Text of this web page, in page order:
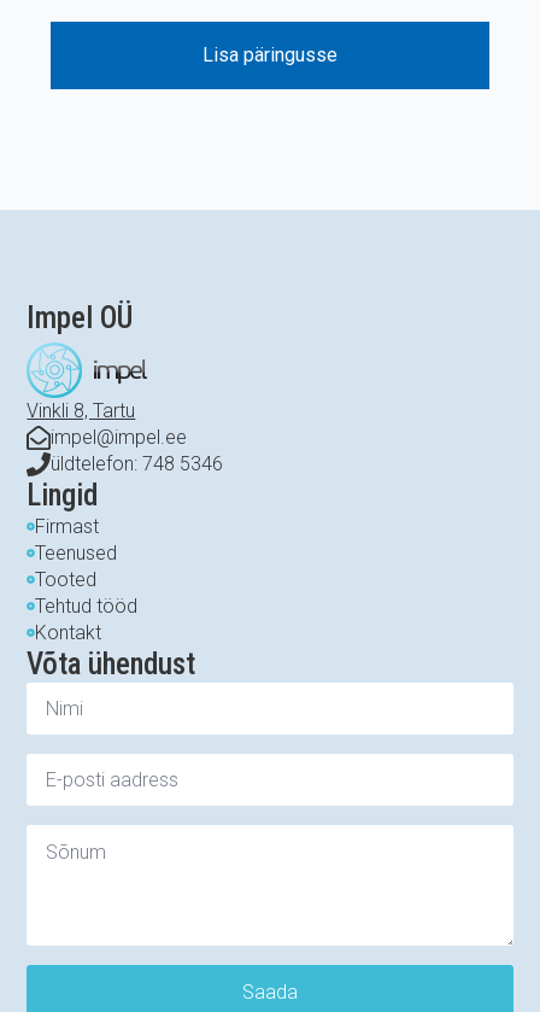
Lisa päringusse
Impel OÜ
Vinkli 8, Tartu
impel@impel.ee
üldtelefon: 748 5346
Lingid
Firmast
Teenused
Tooted
Tehtud tööd
Kontakt
Võta ühendust
Saada